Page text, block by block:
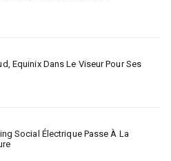
Equinix Dans Le Viseur Pour Ses
Social Électrique Passe À La